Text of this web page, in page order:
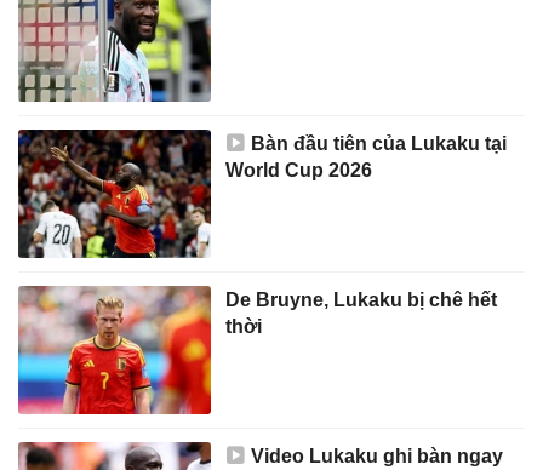
Bàn đầu tiên của Lukaku tại
World Cup 2026
De Bruyne, Lukaku bị chê hết
thời
Video Lukaku ghi bàn ngay